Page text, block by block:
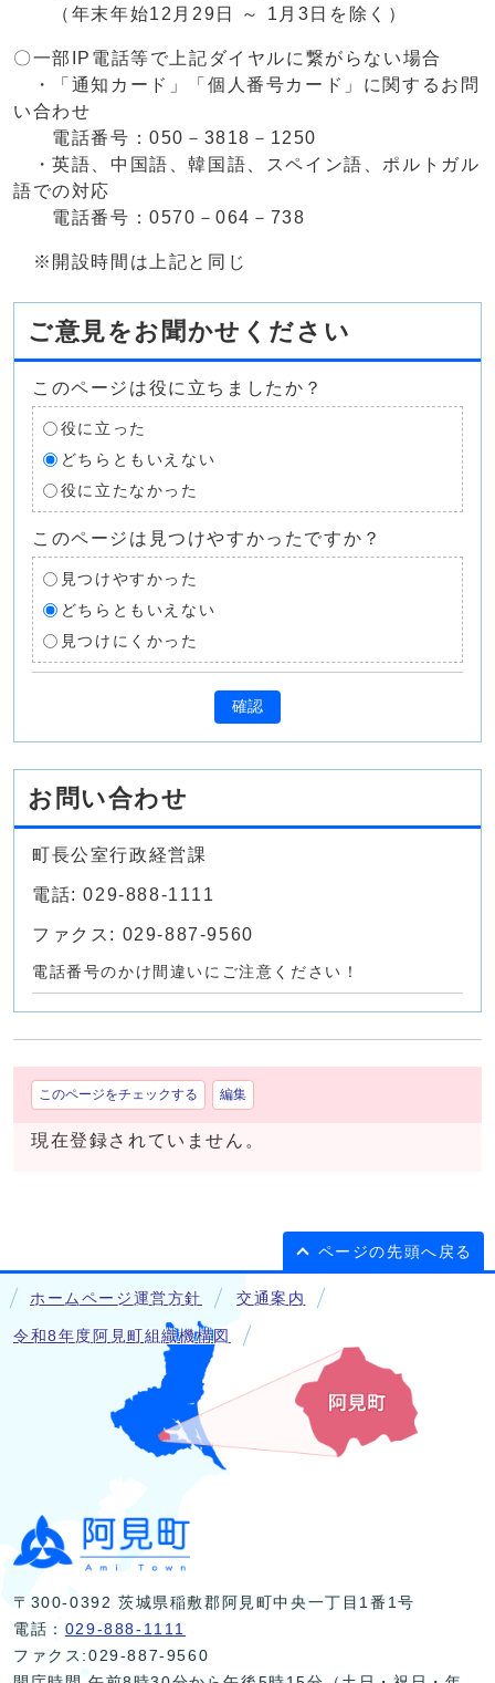
（年末年始12月29日 ～ 1月3日を除く）
〇一部IP電話等で上記ダイヤルに繋がらない場合
・「通知カード」「個人番号カード」に関するお問
い合わせ
電話番号：050－3818－1250
・英語、中国語、韓国語、スペイン語、ポルトガル
語での対応
電話番号：0570－064－738
※開設時間は上記と同じ
ご意見をお聞かせください
このページは役に立ちましたか？
役に立った
どちらともいえない
役に立たなかった
このページは見つけやすかったですか？
見つけやすかった
どちらともいえない
見つけにくかった
確認
お問い合わせ
町長公室行政経営課
電話: 029-888-1111
ファクス: 029-887-9560
電話番号のかけ間違いにご注意ください！
このページをチェックする 編集
現在登録されていません。
ページの先頭へ戻る
ホームページ運営方針 交通案内
令和8年度阿見町組織機構図
〒300-0392 茨城県稲敷郡阿見町中央一丁目1番1号
電話： 029-888-1111
ファクス:029-887-9560